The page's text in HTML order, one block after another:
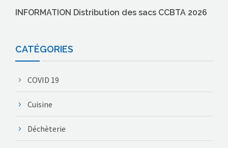
INFORMATION Distribution des sacs CCBTA 2026
CATÉGORIES
COVID 19
Cuisine
Déchèterie